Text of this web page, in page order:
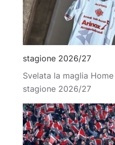
stagione 2026/27
Svelata la maglia
stagione 2026/27